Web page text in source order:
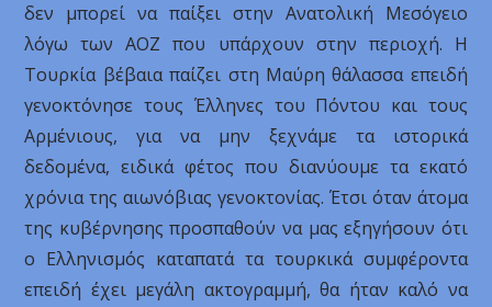
δεν μπορεί να παίξει στην Ανατολική Μεσόγειο
λόγω των ΑΟΖ που υπάρχουν στην περιοχή. Η
Τουρκία βέβαια παίζει στη Μαύρη θάλασσα επειδή
γενοκτόνησε τους Έλληνες του Πόντου και τους
Αρμένιους, για να μην ξεχνάμε τα ιστορικά
δεδομένα, ειδικά φέτος που διανύουμε τα εκατό
χρόνια της αιωνόβιας γενοκτονίας. Έτσι όταν άτομα
της κυβέρνησης προσπαθούν να μας εξηγήσουν ότι
ο Ελληνισμός καταπατά τα τουρκικά συμφέροντα
επειδή έχει μεγάλη ακτογραμμή, θα ήταν καλό να